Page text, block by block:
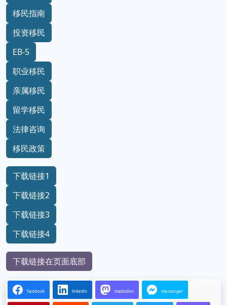
移民指南
投资移民
EB-5
职业移民
亲属移民
留学移民
法律咨询
移民政策
下载链接1
下载链接2
下载链接3
下载链接4
下载链接在页面底部
facebook linkedin mastodon messenger